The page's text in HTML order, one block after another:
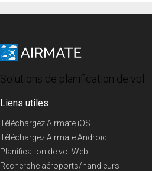
Solutions de planification de vol
Liens utiles
Téléchargez Airmate iOS
Téléchargez Airmate Android
Planification de vol Web
Recherche aéroports/handleurs